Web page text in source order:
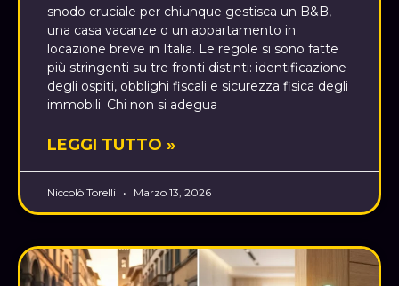
snodo cruciale per chiunque gestisca un B&B,
una casa vacanze o un appartamento in
locazione breve in Italia. Le regole si sono fatte
più stringenti su tre fronti distinti: identificazione
degli ospiti, obblighi fiscali e sicurezza fisica degli
immobili. Chi non si adegua
LEGGI TUTTO »
Niccolò Torelli Marzo 13, 2026